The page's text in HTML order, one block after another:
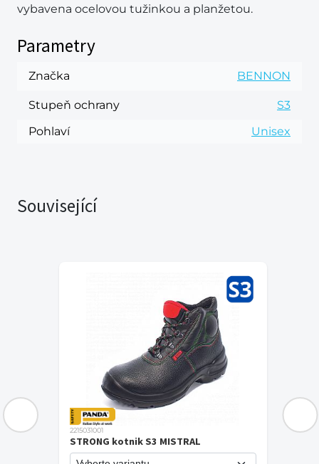
vybavena ocelovou tužinkou a planžetou.
Parametry
Značka BENNON
Stupeň ochrany
S3
Pohlaví
Unisex
Související
2215031001
STRONG kotnik S3 MISTRAL